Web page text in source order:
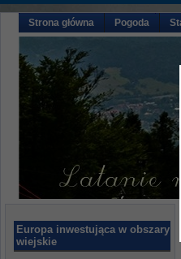
Strona główna Pogoda
Europa inwestująca w obszary
wiejskie